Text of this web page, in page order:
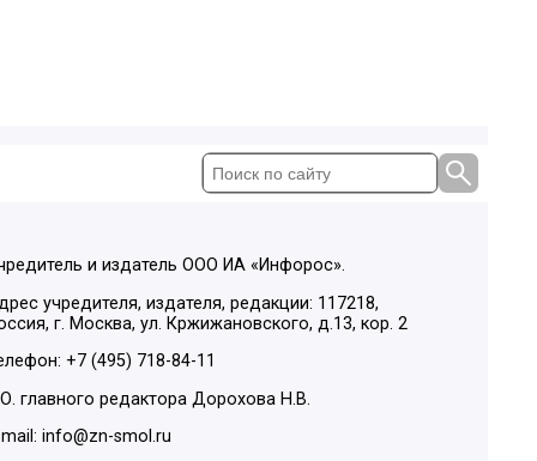
и издатель ООО ИА «Инфорос».
учредителя, издателя, редакции: 117218,
г. Москва, ул. Кржижановского, д.13, кор. 2
+7 (495) 718-84-11
главного редактора Дорохова Н.В.
info@zn-smol.ru